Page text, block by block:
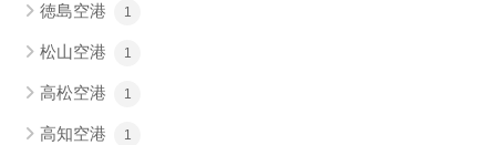
徳島空港 1
松山空港 1
高松空港 1
高知空港 1